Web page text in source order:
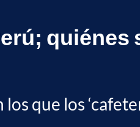
quiénes
que los